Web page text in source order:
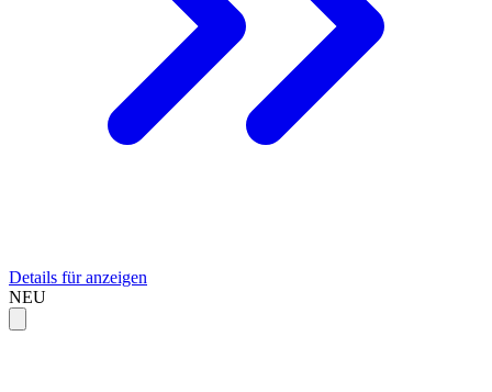
Details für anzeigen
NEU